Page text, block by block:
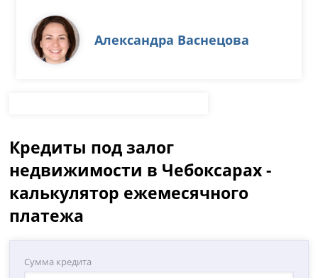
Александра Васнецова
Кредиты под залог
недвижимости в Чебоксарах -
калькулятор ежемесячного
платежа
Сумма кредита